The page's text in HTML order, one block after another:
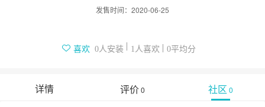
发售时间： 2020-06-25
喜欢 0人安装 1 人喜欢 0平均分
详情 评价0 社区 0